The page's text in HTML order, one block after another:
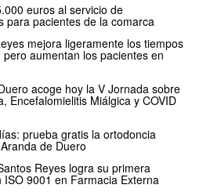
euros al servicio de
para pacientes de la comarca
mejora ligeramente los tiempos
aumentan los pacientes en
acoge hoy la V Jornada sobre
Encefalomielitis Miálgica y COVID
prueba gratis la ortodoncia
de Duero
Reyes logra su primera
ISO 9001 en Farmacia Externa